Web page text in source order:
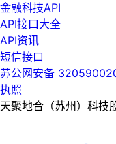
金融科技API
API接口大全
API资讯
短信接口
苏公网安备
执照
天聚地合（苏州）科